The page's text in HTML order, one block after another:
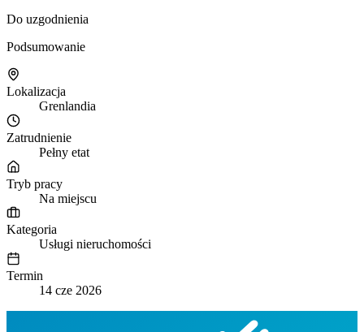
Do uzgodnienia
Podsumowanie
Lokalizacja
Grenlandia
Zatrudnienie
Pełny etat
Tryb pracy
Na miejscu
Kategoria
Usługi nieruchomości
Termin
14 cze 2026